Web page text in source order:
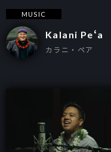
MUSIC
Kalani Peʻa
カラニ・ペア